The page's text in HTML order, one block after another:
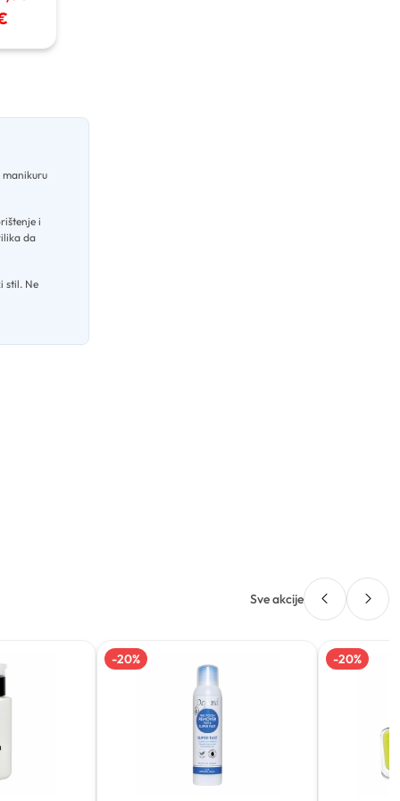
manikuru
i
da
stil. Ne
Sve akcije
-20% -20%